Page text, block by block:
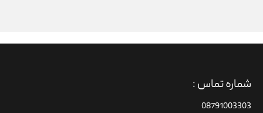
شماره تماس :
08791003303